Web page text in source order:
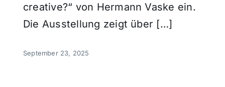
creative?“ von Hermann Vaske ein.
Die Ausstellung zeigt über […]
September 23, 2025